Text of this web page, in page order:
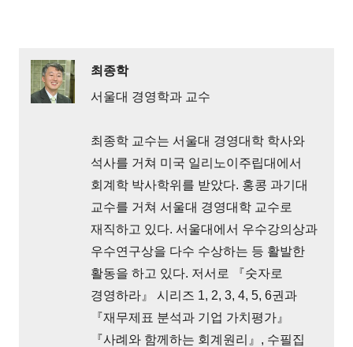
최종학
서울대 경영학과 교수
최종학 교수는 서울대 경영대학 학사와
석사를 거쳐 미국 일리노이주립대에서
회계학 박사학위를 받았다. 홍콩 과기대
교수를 거쳐 서울대 경영대학 교수로
재직하고 있다. 서울대에서 우수강의상과
우수연구상을 다수 수상하는 등 활발한
활동을 하고 있다. 저서로 『숫자로
경영하라』 시리즈 1, 2, 3, 4, 5, 6권과
『재무제표 분석과 기업 가치평가』
『사례와 함께하는 회계원리』, 수필집